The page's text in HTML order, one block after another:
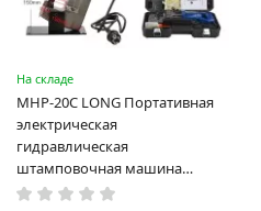
На складе
MHP-20C LONG Портативная
электрическая
гидравлическая
штамповочная машина
высокая мощность и мощный